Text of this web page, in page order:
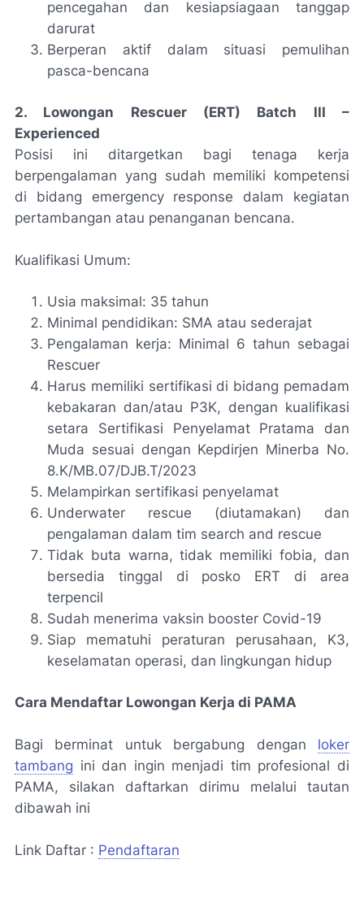
pencegahan dan kesiapsiagaan tanggap
darurat
Berperan aktif dalam situasi pemulihan
pasca-bencana
2. Lowongan Rescuer (ERT) Batch III –
Experienced
Posisi ini ditargetkan bagi tenaga kerja
berpengalaman yang sudah memiliki kompetensi
di bidang emergency response dalam kegiatan
pertambangan atau penanganan bencana.
Kualifikasi Umum:
Usia maksimal: 35 tahun
Minimal pendidikan: SMA atau sederajat
Pengalaman kerja: Minimal 6 tahun sebagai
Rescuer
Harus memiliki sertifikasi di bidang pemadam
kebakaran dan/atau P3K, dengan kualifikasi
setara Sertifikasi Penyelamat Pratama dan
Muda sesuai dengan Kepdirjen Minerba No.
8.K/MB.07/DJB.T/2023
Melampirkan sertifikasi penyelamat
Underwater rescue (diutamakan) dan
pengalaman dalam tim search and rescue
Tidak buta warna, tidak memiliki fobia, dan
bersedia tinggal di posko ERT di area
terpencil
Sudah menerima vaksin booster Covid-19
Siap mematuhi peraturan perusahaan, K3,
keselamatan operasi, dan lingkungan hidup
Cara Mendaftar Lowongan Kerja di PAMA
Bagi berminat untuk bergabung dengan loker
tambang ini dan ingin menjadi tim profesional di
PAMA, silakan daftarkan dirimu melalui tautan
dibawah ini
Link Daftar : Pendaftaran